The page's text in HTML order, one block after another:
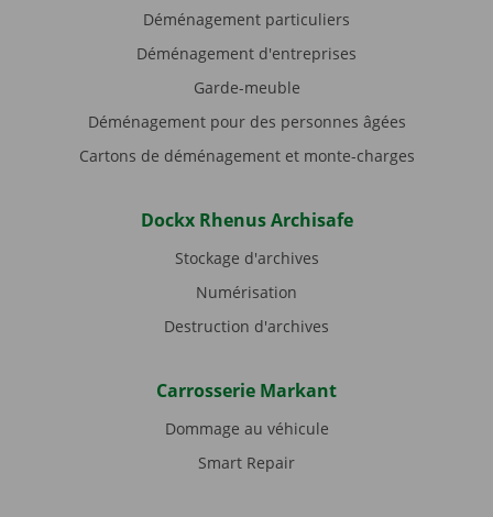
Déménagement particuliers
Déménagement d'entreprises
Garde-meuble
Déménagement pour des personnes âgées
Cartons de déménagement et monte-charges
Dockx Rhenus Archisafe
Stockage d'archives
Numérisation
Destruction d'archives
Carrosserie Markant
Dommage au véhicule
Smart Repair